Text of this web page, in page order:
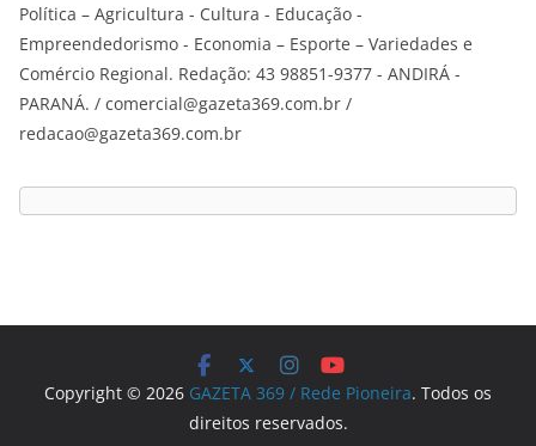
Política – Agricultura - Cultura - Educação -
Empreendedorismo - Economia – Esporte – Variedades e
Comércio Regional. Redação: 43 98851-9377 - ANDIRÁ -
PARANÁ. / comercial@gazeta369.com.br /
redacao@gazeta369.com.br
Copyright © 2026 GAZETA 369 / Rede Pioneira. Todos os
direitos reservados.